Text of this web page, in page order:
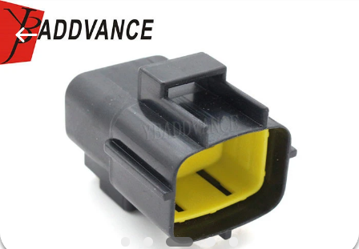
우
자.
Copyright
2019
2026
Xi'An